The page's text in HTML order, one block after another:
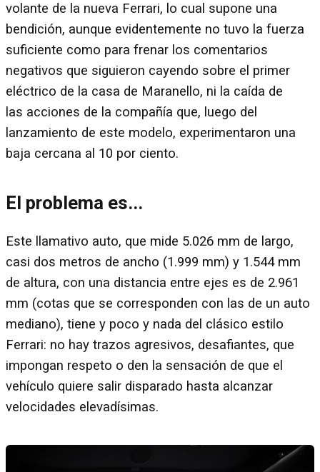
volante de la nueva Ferrari, lo cual supone una
bendición, aunque evidentemente no tuvo la fuerza
suficiente como para frenar los comentarios
negativos que siguieron cayendo sobre el primer
eléctrico de la casa de Maranello, ni la caída de
las acciones de la compañía que, luego del
lanzamiento de este modelo, experimentaron una
baja cercana al 10 por ciento.
El problema es...
Este llamativo auto, que mide 5.026 mm de largo,
casi dos metros de ancho (1.999 mm) y 1.544 mm
de altura, con una distancia entre ejes es de 2.961
mm (cotas que se corresponden con las de un auto
mediano), tiene y poco y nada del clásico estilo
Ferrari: no hay trazos agresivos, desafiantes, que
impongan respeto o den la sensación de que el
vehículo quiere salir disparado hasta alcanzar
velocidades elevadísimas.